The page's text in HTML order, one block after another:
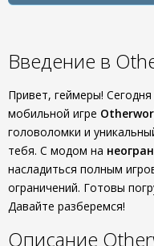
Введение в
Привет, геймеры!
мобильной игре
головоломки и
тебя. С модом на
насладиться полным
ограничений. Готовы
Давайте разберемся!
Описание